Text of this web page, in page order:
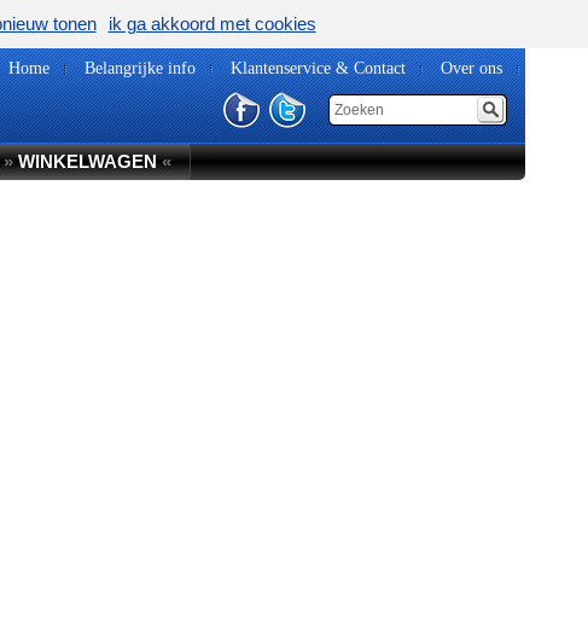
Home Belangrijke info Klantenservice & Contact Over ons
»WINKELWAGEN«
tonen ik ga akkoord met cookies